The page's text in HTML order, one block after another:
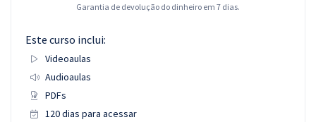
Garantia de devolução do dinheiro em 7 dias.
Este curso inclui:
Videoaulas
Audioaulas
PDFs
120 dias para acessar